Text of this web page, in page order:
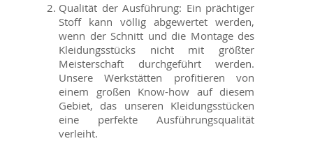
Qualität der Ausführung: Ein prächtiger
Stoff kann völlig abgewertet werden,
wenn der Schnitt und die Montage des
Kleidungsstücks nicht mit größter
Meisterschaft durchgeführt werden.
Unsere Werkstätten profitieren von
einem großen Know-how auf diesem
Gebiet, das unseren Kleidungsstücken
eine perfekte Ausführungsqualität
verleiht.